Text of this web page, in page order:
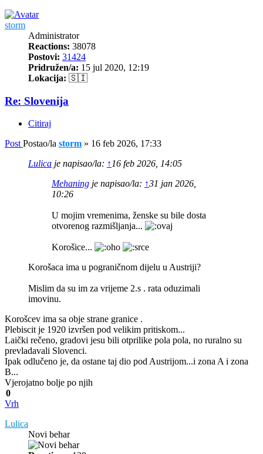
storm
Administrator
Reactions: 38078
Postovi: 31424
Pridružen/a: 15 jul 2020, 12:19
Lokacija: 🇸🇮
Re: Slovenija
Citiraj
Post Postao/la storm » 16 feb 2026, 17:33
Lulica je napisao/la: ↑ 16 feb 2026, 14:05
Mehaning je napisao/la: ↑31 jan 2026,
10:26
U mojim vremenima, ženske su bile dosta
otvorenog razmišljanja...
Korošice...
Korošaca ima u pograničnom dijelu u Austriji?
Mislim da su im za vrijeme 2.s . rata oduzimali
imovinu.
Korošcev ima sa obje strane granice .
Plebiscit je 1920 izvršen pod velikim pritiskom...
Laički rečeno, gradovi jesu bili otprilike pola pola, no ruralno su
prevladavali Slovenci.
Ipak odlučeno je, da ostane taj dio pod Austrijom...i zona A i zona
B...
Vjerojatno bolje po njih
0
Vrh
Lulica
Novi behar